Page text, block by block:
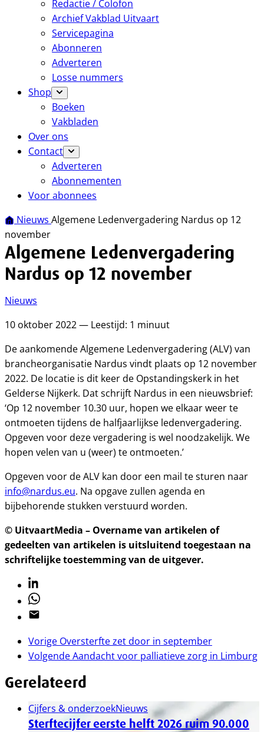
Redactie / Colofon
Archief Vakblad Uitvaart
Servicepagina
Abonneren
Adverteren
Losse nummers
Shop
Boeken
Vakbladen
Over ons
Contact
Adverteren
Abonnementen
Voor abonnees
Nieuws Algemene Ledenvergadering Nardus op 12
november
Algemene Ledenvergadering
Nardus op 12 november
Nieuws
10 oktober 2022 — Leestijd: 1 minuut
De aankomende Algemene Ledenvergadering (ALV) van
brancheorganisatie Nardus vindt plaats op 12 november
2022. De locatie is dit keer de Opstandingskerk in het
Gelderse Nijkerk. Dat schrijft Nardus in een nieuwsbrief:
‘Op 12 november 10.30 uur, hopen we elkaar weer te
ontmoeten tijdens de halfjaarlijkse ledenvergadering.
Opgeven voor deze vergadering is wel noodzakelijk. We
hopen velen van u (weer) te ontmoeten.’
Opgeven voor de ALV kan door een mail te sturen naar
info@nardus.eu. Na opgave zullen agenda en
bijbehorende stukken verstuurd worden.
© UitvaartMedia – Overname van artikelen of
gedeelten van artikelen is uitsluitend toegestaan na
schriftelijke toestemming van de uitgever.
Linkedin
Whatsapp
Email
Vorige Oversterfte zet door in september
VolgendeAandacht voor palliatieve zorg in Limburg
Gerelateerd
Cijfers & onderzoekNieuws
Sterftecijfer eerste helft 2026 ruim 90.000